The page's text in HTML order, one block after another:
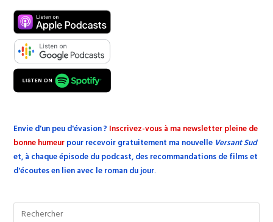
Envie d'un peu d'évasion? Inscrivez-vous à ma newsletter pleine de
bonne humeur pour recevoir gratuitement ma nouvelle Versant Sud
et, à chaque épisode du podcast, des recommandations de films et
d'écoutes en lien avec le roman du jour.